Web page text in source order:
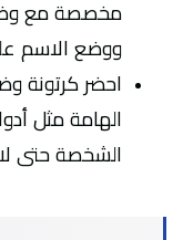
مخصصة مع
ووضع الاسم
احضر كرتونة
الهامة مثل
الشخصة حتى لا